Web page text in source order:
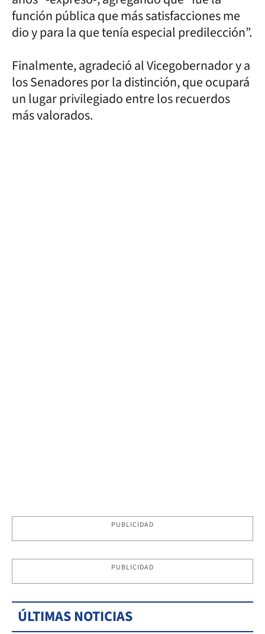
función pública que más satisfacciones me
dio y para la que tenía especial predilección”.
Finalmente, agradeció al Vicegobernador y a
los Senadores por la distinción, que ocupará
un lugar privilegiado entre los recuerdos
más valorados.
PUBLICIDAD
PUBLICIDAD
ÚLTIMAS NOTICIAS